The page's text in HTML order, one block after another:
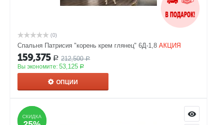
(0)
Спальня Патрисия "корень крем глянец" 6Д-1,8 АКЦИЯ
159,375 Р 212,500 Р
Вы экономите: 53,125 Р
ОПЦИИ
СКИДКА
СКИДКА